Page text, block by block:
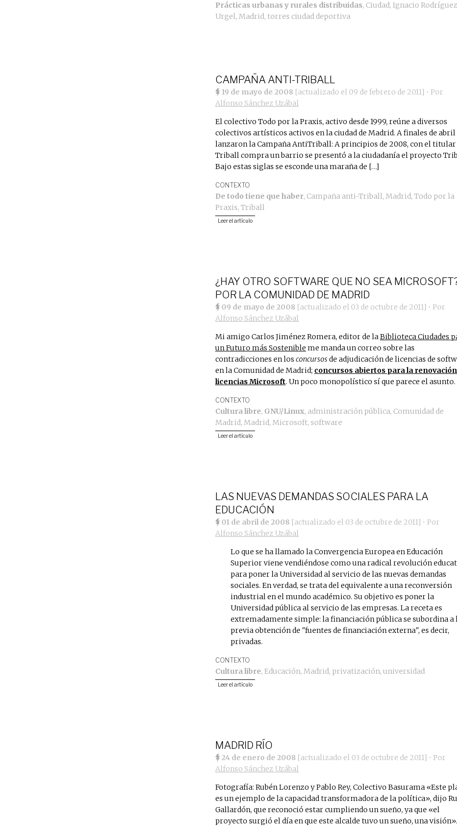
Prácticas urbanas y rurales distribuidas, Ciudad, Ignacio Rodríguez
Urgel, Madrid, torres ciudad deportiva
CAMPAÑA ANTI-TRIBALL
19 de mayo de 2008 [actualizado el 09 de febrero de 2011] • Por
Alfonso Sánchez Uzábal
El colectivo Todo por la Praxis, activo desde 1999, reúne a diversos
colectivos artísticos activos en la ciudad de Madrid. A finales de abril
lanzaron la Campaña AntiTriball: A principios de 2008, con el titular
Triball compra un barrio se presentó a la ciudadanía el proyecto
Bajo estas siglas se esconde una maraña de […]
CONTEXTO
De todo tiene que haber, Campaña anti-Triball, Madrid, Todo por la
Praxis, Triball
Leer el artículo
¿HAY OTRO SOFTWARE QUE NO SEA
POR LA COMUNIDAD DE MADRID
09 de mayo de 2008 [actualizado el 03 de octubre de 2011] • Por
Alfonso Sánchez Uzábal
Mi amigo Carlos Jiménez Romera, editor de laBiblioteca Ciudades
un Futuro más Sostenible me manda un correo sobre las
contradicciones en los concursosde adjudicación de licencias de
en la Comunidad de Madrid; concursos abiertos para la
licencias Microsoft. Un poco monopolístico sí que parece el asunto.
CONTEXTO
Cultura libre, GNU/Linux, administración pública, Comunidad de
Madrid, Madrid, Microsoft, software
Leer el artículo
LAS NUEVAS DEMANDAS SOCIALES PARA LA
EDUCACIÓN
01 de abril de 2008 [actualizado el 03 de octubre de 2011] • Por
Alfonso Sánchez Uzábal
Lo que se ha llamado la Convergencia Europea en Educación
Superior viene vendiéndose como una radical revolución
para poner la Universidad al servicio de las nuevas demandas
sociales. En verdad, se trata del equivalente a una reconversión
industrial en el mundo académico. Su objetivo es poner la
Universidad pública al servicio de las empresas. La receta es
extremadamente simple: la financiación pública se subordina a
previa obtención de "fuentes de financiación externa", es decir,
privadas.
CONTEXTO
Cultura libre, Educación, Madrid, privatización, universidad
Leer el artículo
MADRID RÍO
24 de enero de 2008 [actualizado el 03 de octubre de 2011] • Por
Alfonso Sánchez Uzábal
Fotografía: Rubén Lorenzo y Pablo Rey, Colectivo Basurama «Este
es un ejemplo de la capacidad transformadora de la política», dijo
Gallardón, que reconoció estar cumpliendo un sueño, ya que «el
proyecto surgió el día en que este alcalde tuvo un sueño, una visión».